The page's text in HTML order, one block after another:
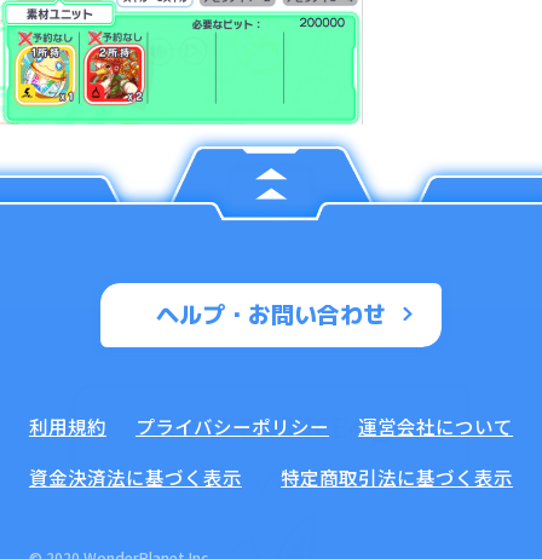
ようこそ ALICEへ_
ヘルプ・お問い合わせ
利用規約 プライバシーポリシー
運営会社について
資金決済法に基づく表示
特定商取引法に基づく表示